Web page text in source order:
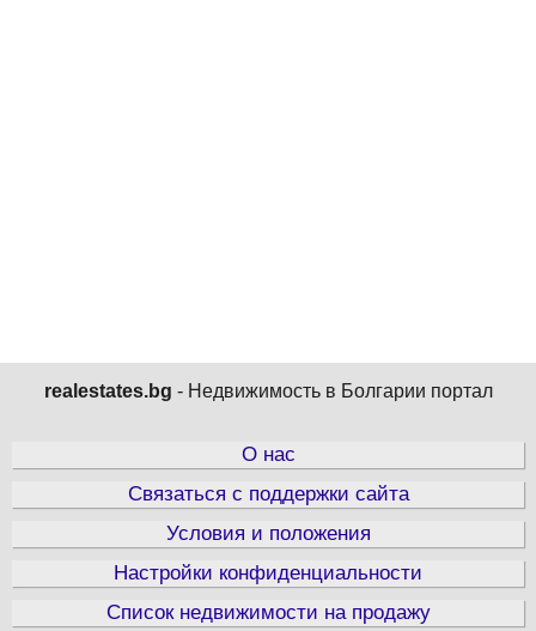
realestates.bg - Недвижимость в Болгарии портал
О нас
Связаться с поддержки сайта
Условия и положения
Настройки конфиденциальности
Список недвижимости на продажу